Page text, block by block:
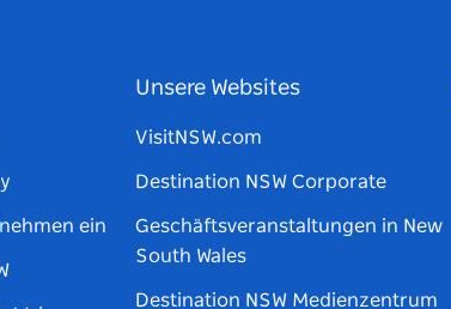
ein
Unsere Websites
VisitNSW.com
Destination NSW Corporate
Geschäftsveranstaltungen in New
South Wales
Destination NSW Medienzentrum